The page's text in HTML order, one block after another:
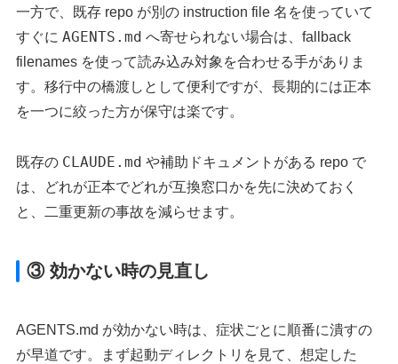
一方で、既存 repo が別の instruction file 名を使っていて
すぐにAGENTS.md へ寄せられない場合は、fallback
filenames を使って読み込み対象を合わせる手がありま
す。移行中の橋渡しとして便利ですが、長期的には正本
を一つに絞った方が保守は楽です。
既存の CLAUDE.md や補助ドキュメントがある repo で
は、どれが正本でどれが互換窓口かを先に決めておく
と、二重更新の事故を減らせます。
③ 効かない時の見直し
AGENTS.md が効かない時は、症状ごとに順番に潰すの
が早道です。まず起動ディレクトリを見て、想定した